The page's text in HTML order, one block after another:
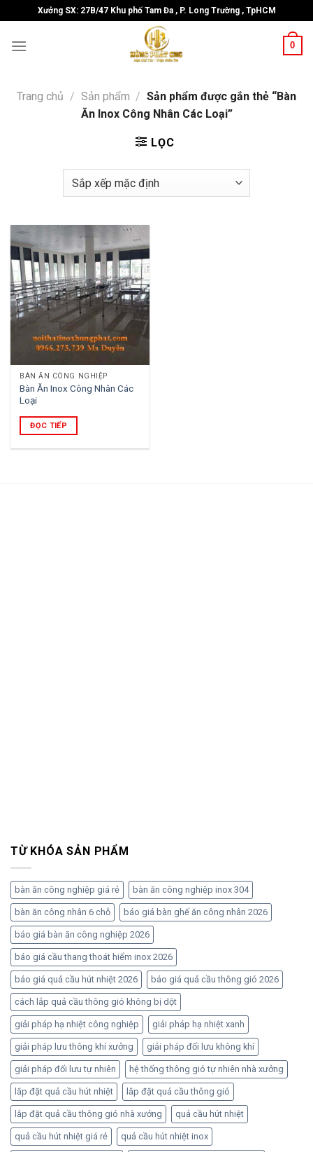
to
content
Xưởng SX: 27B/47 Khu phố Tam Đa , P. Long Trường , TpHCM
0
Trang chủ / Sản phẩm / Sản phẩm được gắn thẻ “Bàn
Ăn Inox Công Nhân Các Loại”
LỌC
BÀN ĂN CÔNG NGHIỆP
Bàn Ăn Inox Công Nhân Các
Loại
ĐỌC TIẾP
TỪ KHÓA SẢN PHẨM
bàn ăn công nghiệp giá rẻ bàn ăn công nghiệp inox 304
bàn ăn công nhân 6 chỗ báo giá bàn ghế ăn công nhân 2026
báo giá bàn ăn công nghiệp 2026
báo giá cầu thang thoát hiểm inox 2026
báo giá quả cầu hút nhiệt 2026 báo giá quả cầu thông gió 2026
cách lắp quả cầu thông gió không bị dột
giải pháp hạ nhiệt công nghiệp giải pháp hạ nhiệt xanh
giải pháp lưu thông khí xưởng giải pháp đối lưu không khí
giải pháp đối lưu tự nhiên hệ thống thông gió tự nhiên nhà xưởng
lắp đặt quả cầu hút nhiệt lắp đặt quả cầu thông gió
lắp đặt quả cầu thông gió nhà xưởng quả cầu hút nhiệt
quả cầu hút nhiệt giá rẻ quả cầu hút nhiệt inox